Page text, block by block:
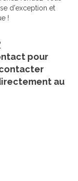
d'exception et
!
pour
au